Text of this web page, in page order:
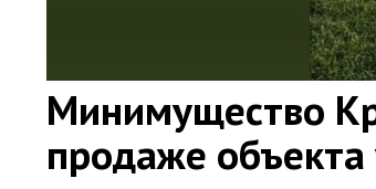
Минимущество
продаже